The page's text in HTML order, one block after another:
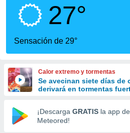
que se
calidad.
a este
las
y
forma
digital
basada
27°
Sensación de 29°
Calor extremo y tormentas
Se avecinan siete días de
derivará en tormentas
¡Descarga GRATIS la app de
Meteored!